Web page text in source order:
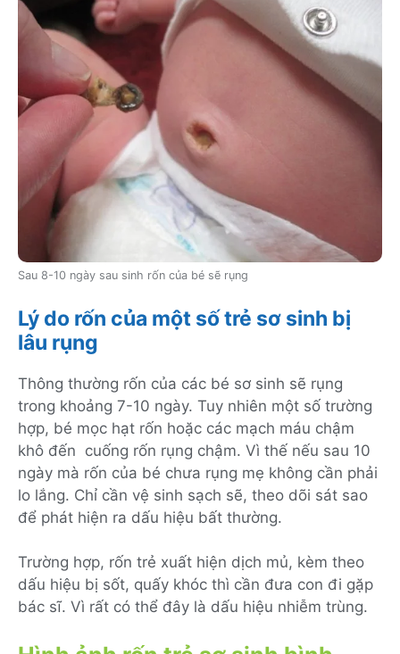
Sau 8-10 ngày sau sinh rốn của bé sẽ rụng
Lý do rốn của một số trẻ sơ sinh bị
lâu rụng
Thông thường rốn của các bé sơ sinh sẽ rụng
trong khoảng 7-10 ngày. Tuy nhiên một số trường
hợp, bé mọc hạt rốn hoặc các mạch máu chậm
khô đến cuống rốn rụng chậm. Vì thế nếu sau 10
ngày mà rốn của bé chưa rụng mẹ không cần phải
lo lắng. Chỉ cần vệ sinh sạch sẽ, theo dõi sát sao
để phát hiện ra dấu hiệu bất thường.
Trường hợp, rốn trẻ xuất hiện dịch mủ, kèm theo
dấu hiệu bị sốt, quấy khóc thì cần đưa con đi gặp
bác sĩ. Vì rất có thể đây là dấu hiệu nhiễm trùng.